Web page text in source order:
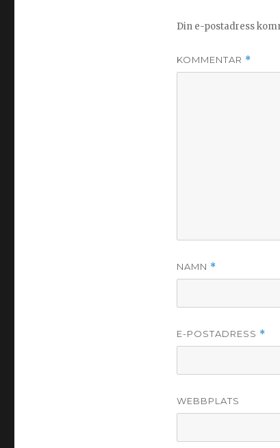
Din e-postadress
KOMMENTAR *
NAMN *
E-POSTADRESS *
WEBBPLATS